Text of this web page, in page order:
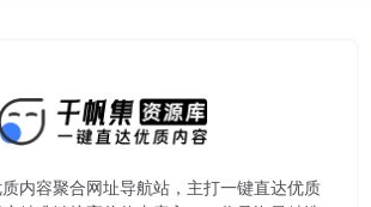
内容聚合网址导航站，主打一键直达优质